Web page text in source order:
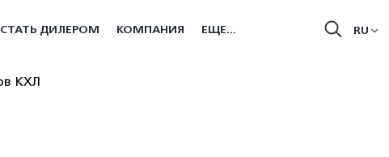
RU
СТАТЬ ДИЛЕРОМ КОМПАНИЯ ЕЩЕ...
КХЛ